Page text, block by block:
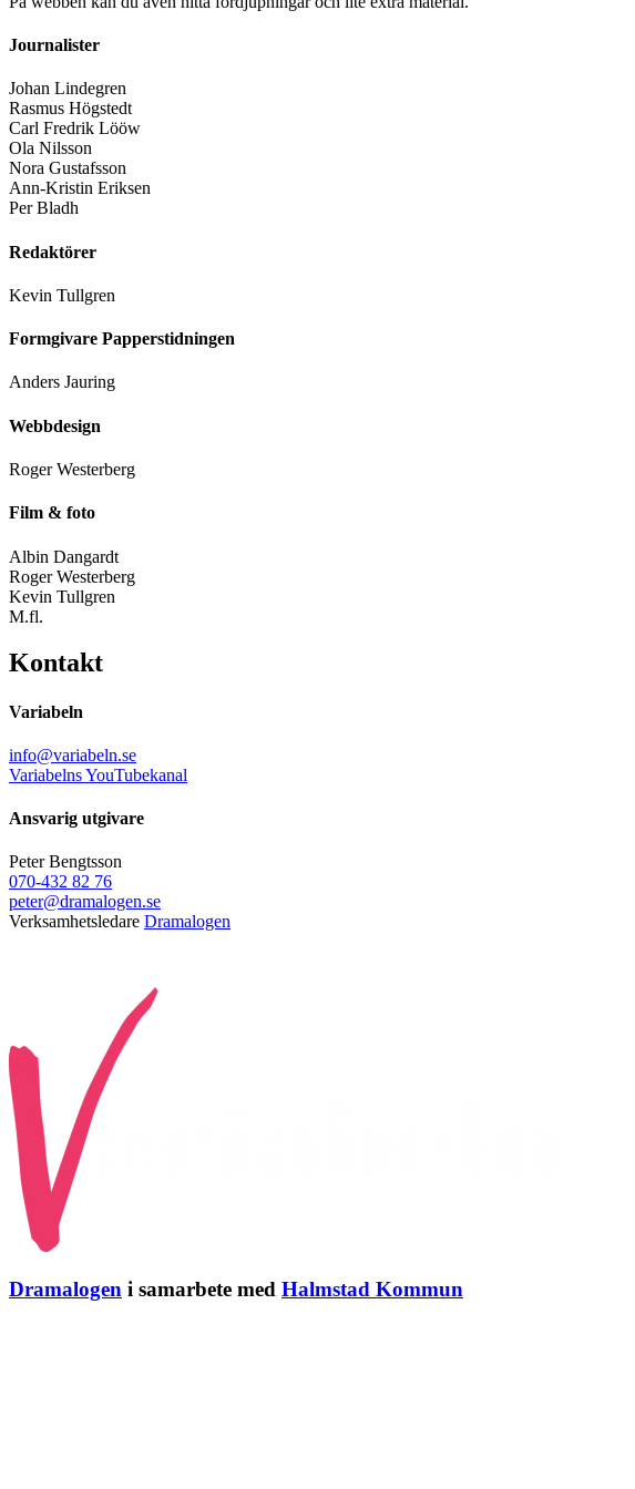
Journalister
Johan Lindegren
Rasmus Högstedt
Carl Fredrik Lööw
Ola Nilsson
Nora Gustafsson
Ann-Kristin Eriksen
Per Bladh
Redaktörer
Kevin Tullgren
Formgivare Papperstidningen
Anders Jauring
Webbdesign
Roger Westerberg
Film & foto
Albin Dangardt
Roger Westerberg
Kevin Tullgren
M.fl.
Kontakt
Variabeln
info@variabeln.se
Variabelns YouTubekanal
Ansvarig utgivare
Peter Bengtsson
070-432 82 76
peter@dramalogen.se
Verksamhetsledare Dramalogen
Dramalogen i samarbete med Halmstad Kommun